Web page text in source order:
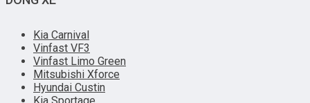
Kia Carnival
Vinfast VF3
Vinfast Limo Green
Mitsubishi Xforce
Hyundai Custin